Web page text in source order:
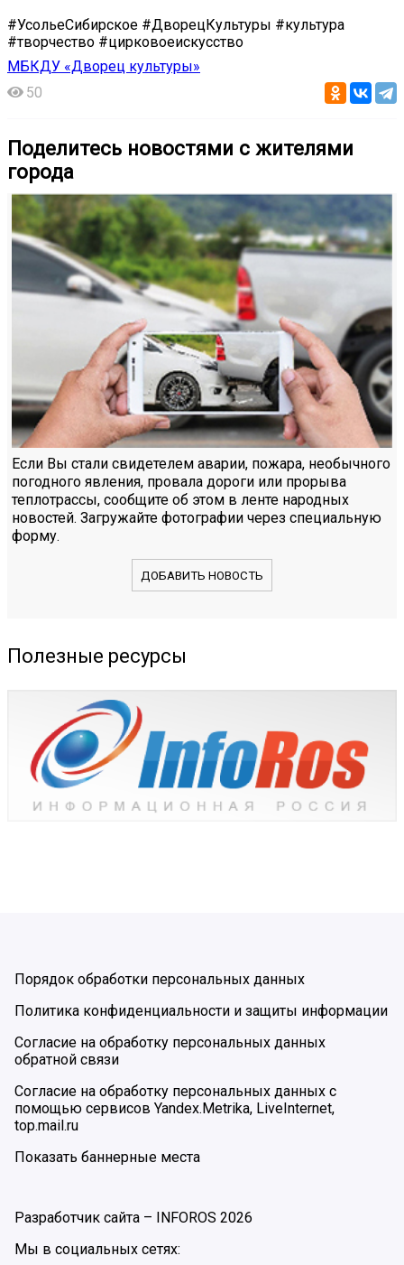
#УсольеСибирское #ДворецКультуры #культура
#творчество #цирковоеискусство
МБКДУ «Дворец культуры»
50
Поделитесь новостями с жителями
города
Если Вы стали свидетелем аварии, пожара, необычного
погодного явления, провала дороги или прорыва
теплотрассы, сообщите об этом в ленте народных
новостей. Загружайте фотографии через специальную
форму.
ДОБАВИТЬ НОВОСТЬ
Полезные ресурсы
Порядок обработки персональных данных
Политика конфиденциальности и защиты информации
Согласие на обработку персональных данных
обратной связи
Согласие на обработку персональных данных с
помощью сервисов Yandex.Metrika, LiveInternet,
top.mail.ru
Показать баннерные места
Разработчик сайта – INFOROS 2026
Мы в социальных сетях: